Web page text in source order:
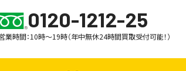
0120-1212-25
業時間：10時～19時（年中無休24時間買取受付可能！）